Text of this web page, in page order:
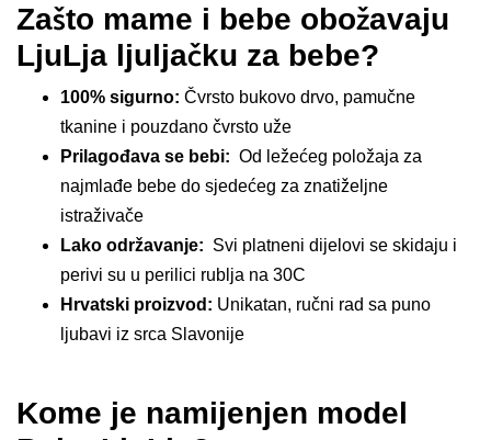
Zašto mame i bebe obožavaju
LjuLja ljuljačku za bebe?
100% sigurno: Čvrsto bukovo drvo, pamučne
tkanine i pouzdano čvrsto uže
Prilagođava se bebi: Od ležećeg položaja za
najmlađe bebe do sjedećeg za znatiželjne
istraživače
Lako održavanje: Svi platneni dijelovi se skidaju i
perivi su u perilici rublja na 30C
Hrvatski proizvod: Unikatan, ručni rad sa puno
ljubavi iz srca Slavonije
Kome je namijenjen model